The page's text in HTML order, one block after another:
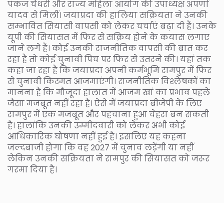
पंकज चैधरी और राज्य महिला आयोग की उपाध्यक्ष अपर्णा
यादव से मिलीं। जयाप्रदा की हालिया सक्रियता ने उनकी
सम्भावित सियासी वापसी को लेकर चर्चाएं बढ़ा दी हैं। उनके
यूपी की सियासत में फिर से सक्रिय होने के कयास लगाए
जाने लगे हैं। कोई उनकी राजनीतिक वापसी की बात कर
रहा है तो कोई चुनावी पिच पर फिर से उतरने की। यहां तक
कहा जा रहा है कि जयाप्रदा अपनी कर्मभूमि रामपुर में फिर
से चुनावी किस्मत आजमाएंगी। राजनीतिक विश्लेषकों का
मानना है कि मौजूदा हालात में आजम खां का प्रभाव पहले
जैसा मजबूत नहीं रहा है। ऐसे में जयाप्रदा बीजेपी के लिए
रामपुर में एक मजबूत और पहचाना हुआ चेहरा बन सकती
हैं। हालांकि उनकी उम्मीदवारी को लेकर अभी कोई
आधिकारिक घोषणा नहीं हुई है। इसलिए यह कहना
जल्दबाजी होगा कि वह 2027 में चुनाव लड़ेंगी या नहीं
लेकिन उनकी सक्रियता ने रामपुर की सियासत को जरूर
गरमा दिया है।